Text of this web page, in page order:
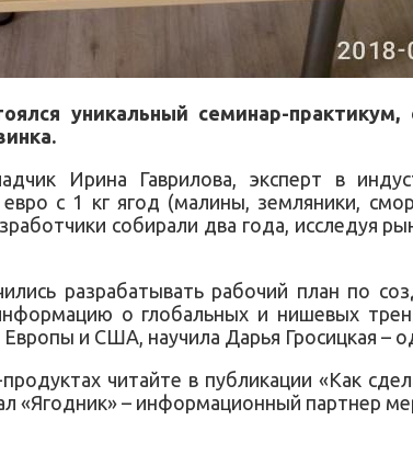
уникальный семинар-
Ирина Гаврилова, эксперт в
с 1 кг ягод (малины, земляники,
собирали два года, исследуя
разрабатывать рабочий план по
о глобальных и нишевых
и США, научила Дарья Гросицкая –
читайте в публикации «Как
«Ягодник» – информационный партнер